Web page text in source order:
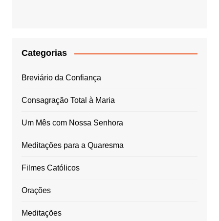
Categorias
Breviário da Confiança
Consagração Total à Maria
Um Mês com Nossa Senhora
Meditações para a Quaresma
Filmes Católicos
Orações
Meditações